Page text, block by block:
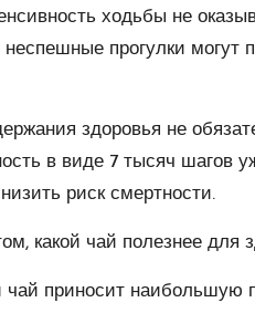
ходьбы не
неспешные прогулки могут
здоровья не
в виде 7 тысяч шагов
риск смертности.
какой чай полезнее для
чай приносит наибольшую